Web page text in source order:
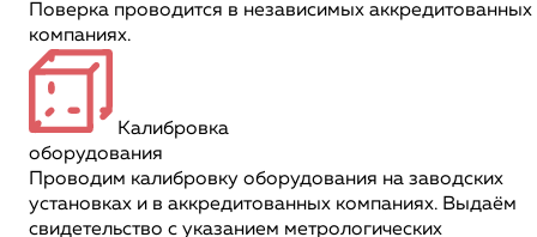
Поверка проводится в независимых аккредитованных
компаниях.
Калибровка
оборудования
Проводим калибровку оборудования на заводских
установках и в аккредитованных компаниях. Выдаём
свидетельство с указанием метрологических